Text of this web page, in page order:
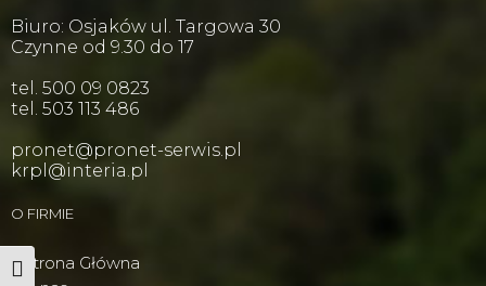
Wysoki kontrast
Biuro: Osjaków ul. Targowa 30
Czynne od 9.30 do 17
tel. 500 09 0823
tel. 503 113 486
pronet@pronet-serwis.pl
krpl@interia.pl
O FIRMIE
Strona Główna